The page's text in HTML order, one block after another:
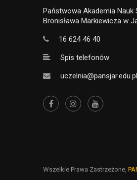
Państwowa Akademia Nauk
Bronisława Markiewicza w
16 624 46 40
Spis telefonów
uczelnia@pansjar.edu.pl
Wszelkie Prawa Zastrzeżone,